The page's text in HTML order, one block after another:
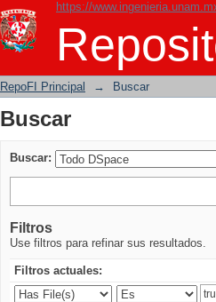
https://
Buscar
RepoFI Principal → Buscar
Buscar
Buscar:
Filtros
Use filtros para refinar sus resultados.
Filtros actuales: